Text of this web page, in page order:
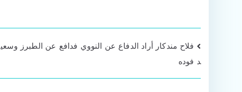
تصفّح
المقالات
فلاح مندكار أراد الدفاع عن النووي فدافع عن الطبرز وسعي
د فوده